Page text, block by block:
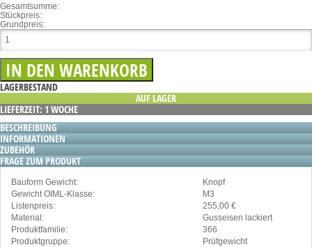
Gesamtsumme:
Stückpreis:
Grundpreis:
LAGERBESTAND
AUF LAGER
LIEFERZEIT: 1 WOCHE
BESCHREIBUNG
INFORMATIONEN
ZUBEHÖR
FRAGE ZUM PRODUKT
Bauform Gewicht:
Knopf
Gewicht OIML-Klasse:
M3
Listenpreis:
255,00 €
Material:
Gusseisen lackiert
Produktfamilie:
366
Produktgruppe:
Prüfgewicht